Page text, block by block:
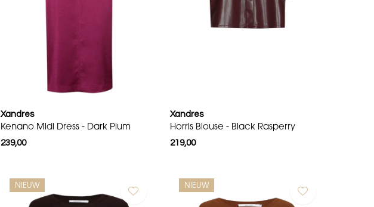
Xandres
Kenano Midi Dress - Dark Plum
239,00
Xandres
Horris Blouse - Black Rasperry
219,00
NIEUW NIEUW